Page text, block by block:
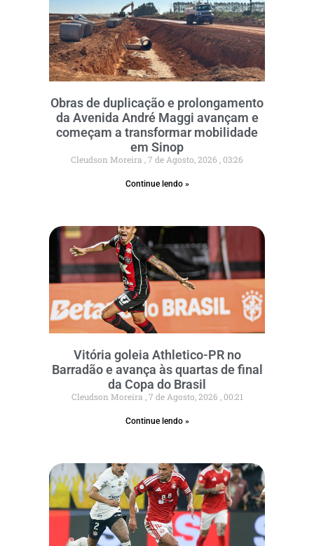
Obras de duplicação e prolongamento
da Avenida André Maggi avançam e
começam a transformar mobilidade
em Sinop
Cleudson Moreira 7 de Agosto, 2026 03:26
Continue lendo »
Vitória goleia Athletico-PR no
Barradão e avança às quartas de final
da Copa do Brasil
Cleudson Moreira 7 de Agosto, 2026 00:21
Continue lendo »